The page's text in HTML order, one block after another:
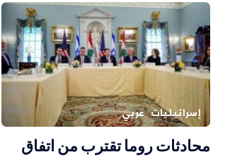
إسرائيليات عربي
محادثات روما تقترب من اتفاق